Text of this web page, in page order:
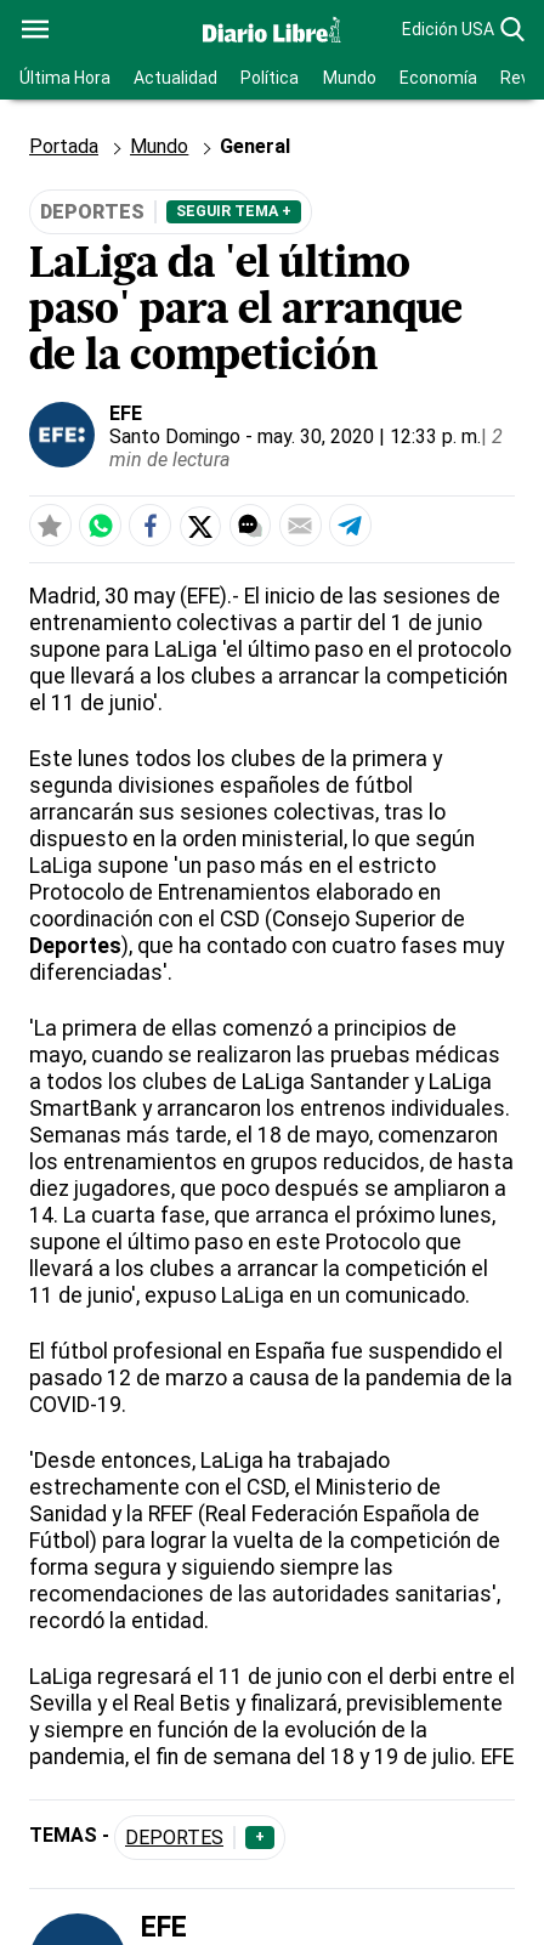
Edición USA
Última Hora Actualidad Política Mundo Economía
Portada Mundo General
DEPORTES SEGUIR TEMA +
LaLiga da 'el último
paso' para el arranque
de la competición
EFE
Santo Domingo - may. 30, 2020 | 12:33 p. m.| 2
min de lectura
Madrid, 30 may (EFE).- El inicio de las sesiones de
entrenamiento colectivas a partir del 1 de junio
supone para LaLiga 'el último paso en el protocolo
que llevará a los clubes a arrancar la competición
el 11 de junio'.
Este lunes todos los clubes de la primera y
segunda divisiones españoles de fútbol
arrancarán sus sesiones colectivas, tras lo
dispuesto en la orden ministerial, lo que según
LaLiga supone 'un paso más en el estricto
Protocolo de Entrenamientos elaborado en
coordinación con el CSD (Consejo Superior de
Deportes), que ha contado con cuatro fases muy
diferenciadas'.
'La primera de ellas comenzó a principios de
mayo, cuando se realizaron las pruebas médicas
a todos los clubes de LaLiga Santander y LaLiga
SmartBank y arrancaron los entrenos individuales.
Semanas más tarde, el 18 de mayo, comenzaron
los entrenamientos en grupos reducidos, de hasta
diez jugadores, que poco después se ampliaron a
14. La cuarta fase, que arranca el próximo lunes,
supone el último paso en este Protocolo que
llevará a los clubes a arrancar la competición el
11 de junio', expuso LaLiga en un comunicado.
El fútbol profesional en España fue suspendido el
pasado 12 de marzo a causa de la pandemia de la
COVID-19.
'Desde entonces, LaLiga ha trabajado
estrechamente con el CSD, el Ministerio de
Sanidad y la RFEF (Real Federación Española de
Fútbol) para lograr la vuelta de la competición de
forma segura y siguiendo siempre las
recomendaciones de las autoridades sanitarias',
recordó la entidad.
LaLiga regresará el 11 de junio con el derbi entre el
Sevilla y el Real Betis y finalizará, previsiblemente
y siempre en función de la evolución de la
pandemia, el fin de semana del 18 y 19 de julio. EFE
TEMAS - DEPORTES +
EFE